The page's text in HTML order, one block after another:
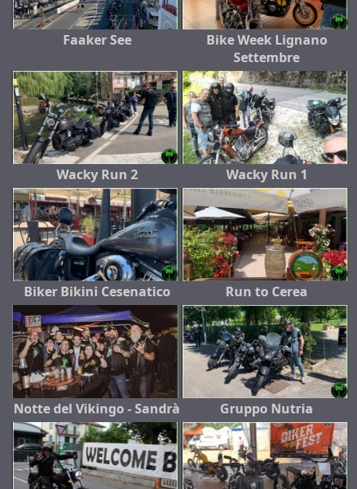
Faaker See
Bike Week Lignano
Settembre
Wacky Run 2 Wacky Run 1
Biker Bikini Cesenatico Run to Cerea
Notte del Vikingo - Sandrà Gruppo Nutria